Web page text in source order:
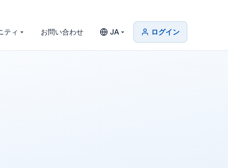
ティ お問い合わせ JA ログイン